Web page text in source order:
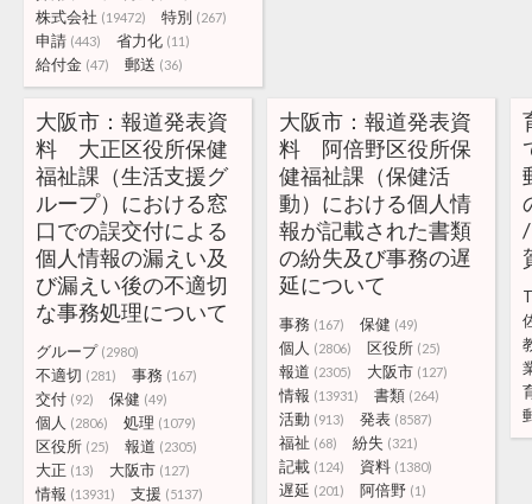
株式会社 (19472) 特別 (267)
申請 (443) 省力化 (11)
給付金 (47) 郵送 (36)
大阪市：報道発表資
料 大正区役所保健
福祉課（生活支援グ
ループ）における窓
口での誤交付による
個人情報の漏えい及
び漏えい後の不適切
な事務処理について
グループ (2980)
不適切 (281) 事務 (167)
交付 (92) 保健 (49)
個人 (2806) 処理 (1079)
区役所 (25) 報道 (2305)
大正 (13) 大阪市 (127)
情報 (13931) 支援 (5137)
大阪市：報道発表資
料 阿倍野区役所保
健福祉課（保健活
動）における個人情
報が記載された書類
の紛失及び事務の遅
延について
事務 (167) 保健 (49)
個人 (2806) 区役所 (25)
報道 (2305) 大阪市 (127)
情報 (13931) 書類 (264)
活動 (913) 発表 (8587)
福祉 (68) 紛失 (321)
記載 (124) 資料 (1380)
遅延 (201) 阿倍野 (1)